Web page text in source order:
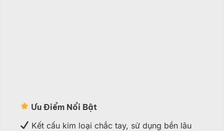
Ưu Điểm Nổi Bật
Kết cấu kim loại chắc tay, sử dụng bền lâu